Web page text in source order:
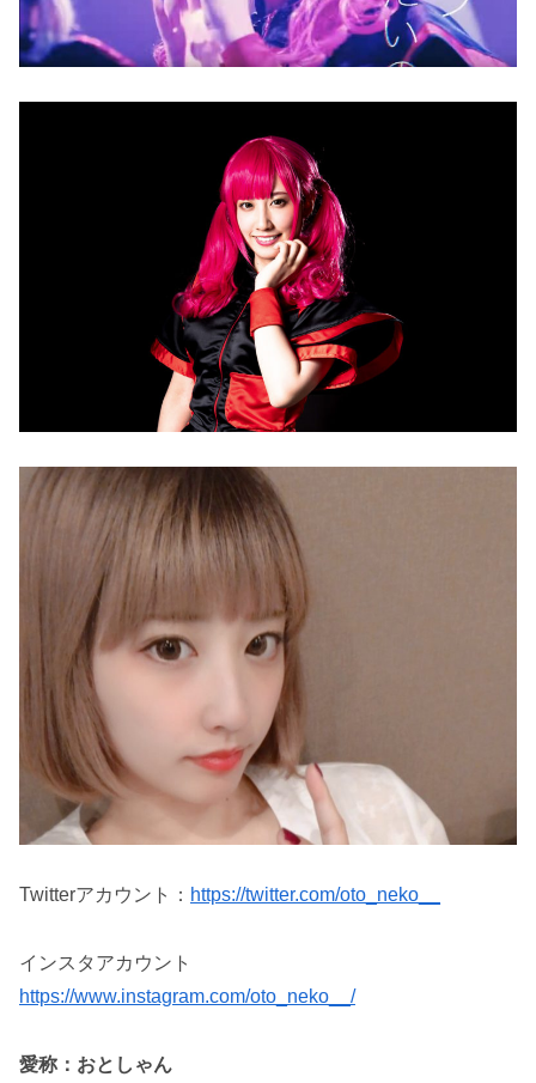
Twitterアカウント： https://twitter.com/oto_neko__
インスタアカウント
https://www.instagram.com/oto_neko__/
愛称：おとしゃん